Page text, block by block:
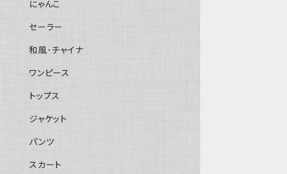
にゃんこ
セーラー
和風･チャイナ
ワンピース
トップス
ジャケット
パンツ
スカート